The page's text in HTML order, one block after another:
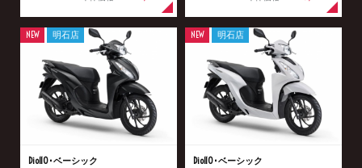
Dio110･ベーシック
NEW 明石店
Dio110･ベーシック
NEW 明石店